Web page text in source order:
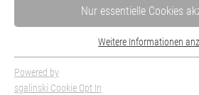
vorn v. l.: Kurt Reiterberger, Jo Birkenseher,
Werner Dresel, Klaus Funke, Maria Rehm,
Deißenböck, Dr. Florian Seemüller, Christine
Nur essentielle Cookies
Essentielle Cookies werden für grundlegende
benötigt. Dadurch ist gewährleistet, dass die
Weitere Informationen
Powered by
sgalinski Cookie Opt In